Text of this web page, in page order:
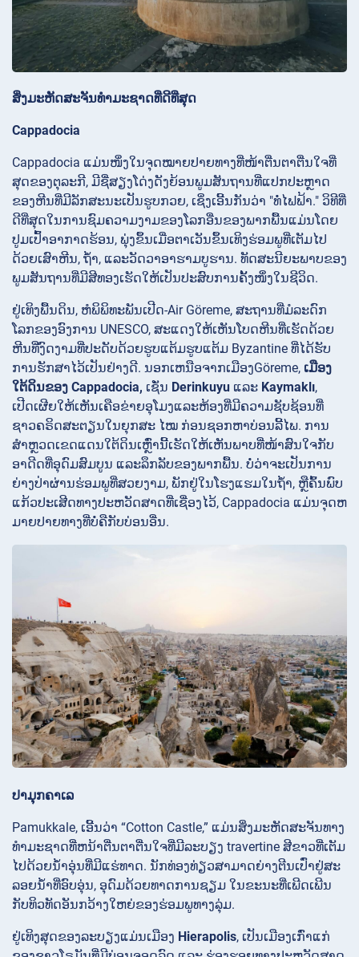
ສິ່ງມະຫັດສະຈັນທໍາມະຊາດທີ່ດີທີ່ສຸດ
Cappadocia
Cappadocia ແມ່ນໜຶ່ງໃນຈຸດໝາຍປາຍທາງທີ່ໜ້າຕື່ນຕາຕື່ນໃຈທີ່
ສຸດຂອງຕຸລະກີ, ມີຊື່ສຽງໂດ່ງດັງຍ້ອນພູມສັນຖານທີ່ແປກປະຫຼາດ
ຂອງຫີນທີ່ມີລັກສະນະເປັນຮູບກວຍ, ເຊິ່ງເອີ້ນກັນວ່າ "ທໍ່ໄຟຟ້າ." ວິທີທີ່
ດີທີ່ສຸດໃນການຊົມຄວາມງາມຂອງໂລກອື່ນຂອງພາກພື້ນແມ່ນໂດຍ
ປູມເປົ້າອາກາດຮ້ອນ, ພຸ່ງຂຶ້ນເມື່ອຕາເວັນຂຶ້ນເທິງຮ່ອມພູທີ່ເຕັມໄປ
ດ້ວຍເສົາຫີນ, ຖໍ້າ, ແລະວັດວາອາຮາມບູຮານ. ທັດສະນີຍະພາບຂອງ
ພູມສັນຖານທີ່ມີສີທອງເຮັດໃຫ້ເປັນປະສົບການຄັ້ງໜຶ່ງໃນຊີວິດ.
ຢູ່ເທິງພື້ນດິນ, ຫໍພິພິທະພັນເປີດ-Air Göreme, ສະຖານທີ່ມໍລະດົກ
ໂລກຂອງອົງການ UNESCO, ສະແດງໃຫ້ເຫັນໂບດຫີນທີ່ເຮັດດ້ວຍ
ຫີນທີ່ງົດງາມທີ່ປະດັບດ້ວຍຮູບແຕ້ມຮູບແຕ້ມ Byzantine ທີ່ໄດ້ຮັບ
ການຮັກສາໄວ້ເປັນຢ່າງດີ. ນອກເຫນືອຈາກເມືອງGöreme, ເມືອງ
ໃຕ້ດິນຂອງ Cappadocia, ເຊັ່ນ Derinkuyu ແລະ Kaymaklı,
ເປີດເຜີຍໃຫ້ເຫັນເຄືອຂ່າຍອຸໂມງແລະຫ້ອງທີ່ມີຄວາມຊັບຊ້ອນທີ່
ຊາວຄຣິດສະຕຽນໃນຍຸກສະ ໄໝ ກ່ອນຊອກຫາບ່ອນລີ້ໄພ. ການ
ສຳຫຼວດເຂດແດນໃຕ້ດິນເຫຼົ່ານີ້ເຮັດໃຫ້ເຫັນພາບທີ່ໜ້າສົນໃຈກັບ
ອາດີດທີ່ອຸດົມສົມບູນ ແລະລຶກລັບຂອງພາກພື້ນ. ບໍ່ວ່າຈະເປັນການ
ຍ່າງປ່າຜ່ານຮ່ອມພູທີ່ສວຍງາມ, ພັກຢູ່ໃນໂຮງແຮມໃນຖ້ໍາ, ຫຼືຄົ້ນພົບ
ແກ້ວປະເສີດທາງປະຫວັດສາດທີ່ເຊື່ອງໄວ້, Cappadocia ແມ່ນຈຸດຫ
ມາຍປາຍທາງທີ່ບໍ່ຄືກັບບ່ອນອື່ນ.
ປາມຸກຄາເລ
Pamukkale, ເອີ້ນວ່າ “Cotton Castle,” ແມ່ນສິ່ງມະຫັດສະຈັນທາງ
ທໍາມະຊາດທີ່ຫນ້າຕື່ນຕາຕື່ນໃຈທີ່ມີລະບຽງ travertine ສີຂາວທີ່ເຕັມ
ໄປດ້ວຍນ້ໍາອຸ່ນທີ່ມີແຮ່ທາດ. ນັກທ່ອງທ່ຽວສາມາດຍ່າງຕີນເປົ່າຢູ່ສະ
ລອຍນ້ຳທີ່ອົບອຸ່ນ, ອຸດົມດ້ວຍທາດການຊຽມ ໃນຂະນະທີ່ເພີດເພີນ
ກັບທິວທັດອັນກວ້າງໃຫຍ່ຂອງຮ່ອມພູທາງລຸ່ມ.
ຢູ່ເທິງສຸດຂອງລະບຽງແມ່ນເມືອງ Hierapolis, ເປັນເມືອງເກົ່າແກ່